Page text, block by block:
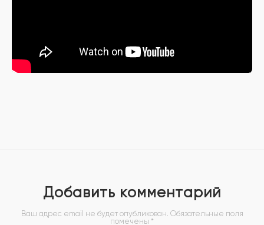
Добавить комментарий
Ваш адрес email не будет опубликован. Обязательные поля
помечены *